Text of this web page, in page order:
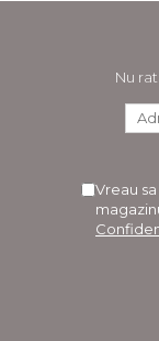
Nu
Vreau